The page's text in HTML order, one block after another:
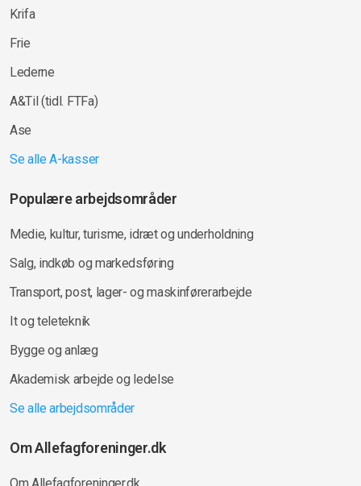
Krifa
Frie
Lederne
A&Til (tidl. FTFa)
Ase
Se alle A-kasser
Populære arbejdsområder
Medie, kultur, turisme, idræt og underholdning
Salg, indkøb og markedsføring
Transport, post, lager- og maskinførerarbejde
It og teleteknik
Bygge og anlæg
Akademisk arbejde og ledelse
Se alle arbejdsområder
Om Allefagforeninger.dk